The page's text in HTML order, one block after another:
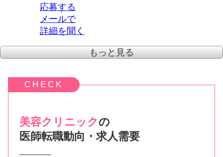
応募する
メールで
詳細を聞く
もっと見る
美容クリニックの
医師転職動向・求人需要